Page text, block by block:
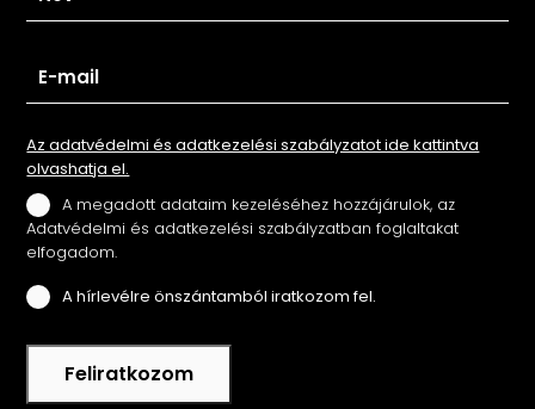
Az adatvédelmi és adatkezelési szabályzatot ide kattintva
olvashatja el.
A megadott adataim kezeléséhez hozzájárulok, az
Adatvédelmi és adatkezelési szabályzatban foglaltakat
elfogadom.
A hírlevélre önszántamból iratkozom fel.
Feliratkozom